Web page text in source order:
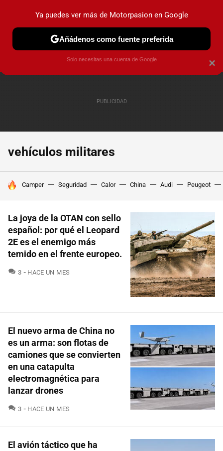
PRUEBAS COCHES ELÉCTRICOS OBSERVATORIO
vehículos militares
HOY SE HABLA DE
Camper Seguridad Calor China Audi Peugeot
La joya de la OTAN con sello
español: por qué el Leopard
2E es el enemigo más
temido en el frente europeo.
3 COMENTARIOS
HACE UN MES
El nuevo arma de China no
es un arma: son flotas de
camiones que se convierten
en una catapulta
electromagnética para
lanzar drones
3 COMENTARIOS
HACE UN MES
El avión táctico que ha
×
Ya puedes ver más de Motorpasion en Google
Añádenos como fuente preferida
Solo necesitas una cuenta de Google